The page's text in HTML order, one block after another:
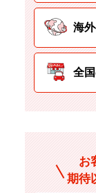
海
全
お
期待